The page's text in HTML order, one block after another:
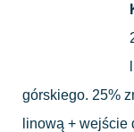
górskiego. 25%
linową + wejście